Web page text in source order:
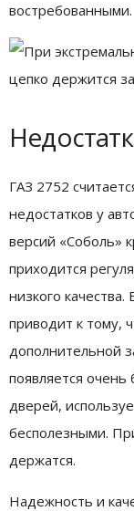
востребованными.
ГАЗ 2752
недостатков у
версий «Соболь»
приходится
низкого качества.
приводит к тому,
дополнительной
появляется
дверей,
бесполезными.
держатся.
Надежность и